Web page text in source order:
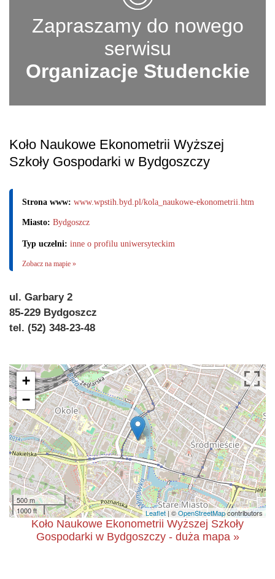
Zapraszamy do nowego
serwisu
Organizacje Studenckie
Koło Naukowe Ekonometrii Wyższej
Szkoły Gospodarki w Bydgoszczy
Strona www: www.wpstih.byd.pl/kola_naukowe-ekonometrii.htm
Miasto: Bydgoszcz
Typ uczelni: inne o profilu uniwersyteckim
Zobacz na mapie »
ul. Garbary 2
85-229 Bydgoszcz
tel. (52) 348-23-48
+
−
500 m
1000 ft
Leaflet | ©OpenStreetMapcontributors
Koło Naukowe Ekonometrii Wyższej Szkoły
Gospodarki w Bydgoszczy - duża mapa »